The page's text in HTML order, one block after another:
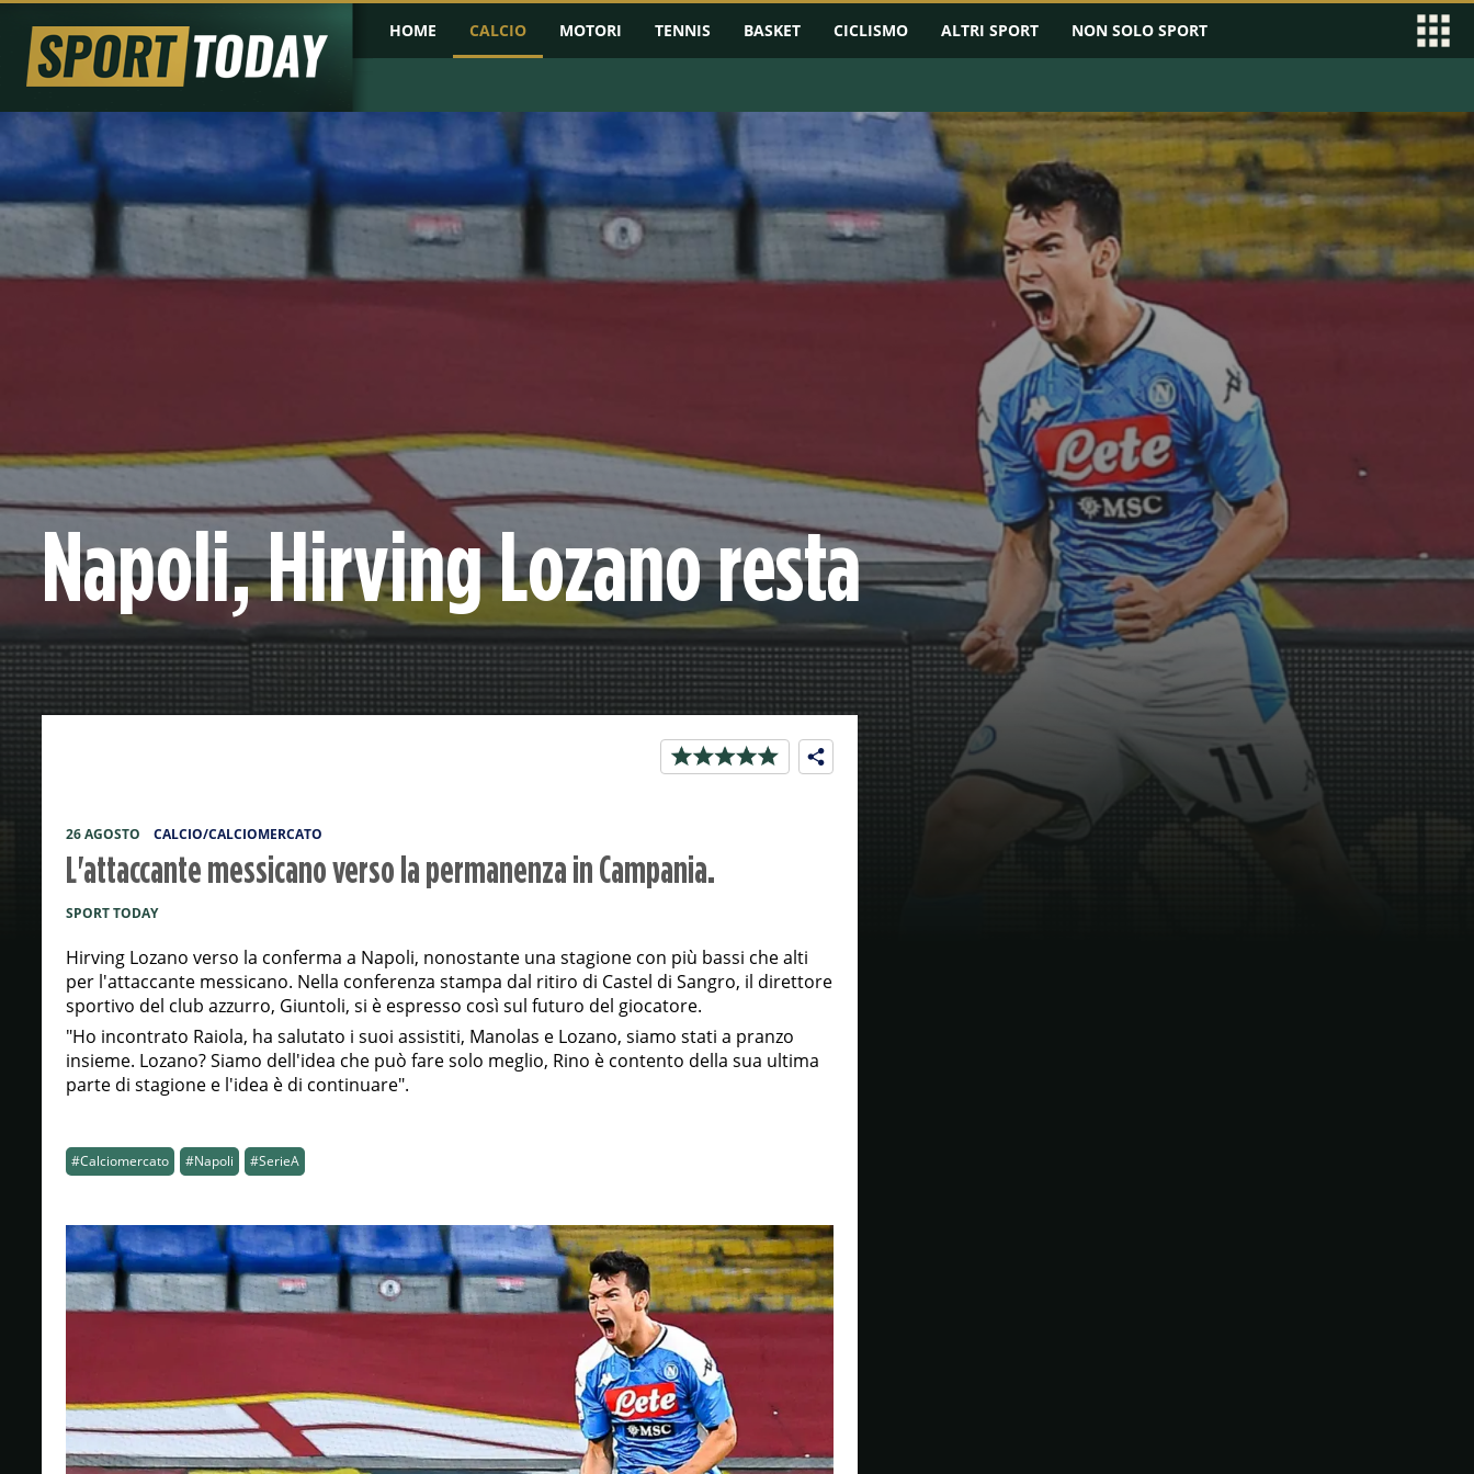
HOME CALCIO MOTORI TENNIS BASKET CICLISMO ALTRI SPORT NON SOLO SPORT
PROBABILI FORMAZIONI CONFERENCE LEAGUE SERIE B
Napoli, Hirving Lozano resta
26 AGOSTO CALCIO/CALCIOMERCATO
L'attaccante messicano verso la permanenza in Campania.
SPORT TODAY
Hirving Lozano verso la conferma a Napoli, nonostante una stagione con più bassi che alti
per l'attaccante messicano. Nella conferenza stampa dal ritiro di Castel di Sangro, il direttore
sportivo del club azzurro, Giuntoli, si è espresso così sul futuro del giocatore.
"Ho incontrato Raiola, ha salutato i suoi assistiti, Manolas e Lozano, siamo stati a pranzo
insieme. Lozano? Siamo dell'idea che può fare solo meglio, Rino è contento della sua ultima
parte di stagione e l'idea è di continuare".
#Calciomercato #Napoli #SerieA